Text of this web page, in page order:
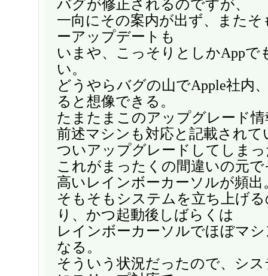
バグが修正されるのですが、
一向にその案内が出ず、また
ーアップデートも
いまや、こっそりとしかAppで
い。
どうやらバグの山でApple社内
ると想像できる。
たまたまこのアップグレード
前述マシンも対応と記載されて
ついアップグレードしてしま
これがまったくの間違いの元
高いレインボーカーソルが頻出
そもそもシステムを立ち上げ
り、かつ起動後しばらくは
レインボーカーソルでほぼマ
なる。
そういう状況だったので、シ